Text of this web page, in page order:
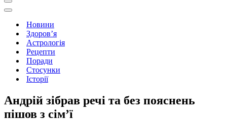
Меню
навігації
Меню
навігаціїНовини
Здоров’я
Астрологія
Рецепти
Поради
Стосунки
Історії
Андрій зібрав речі та без пояснень
пішов з сім’ї